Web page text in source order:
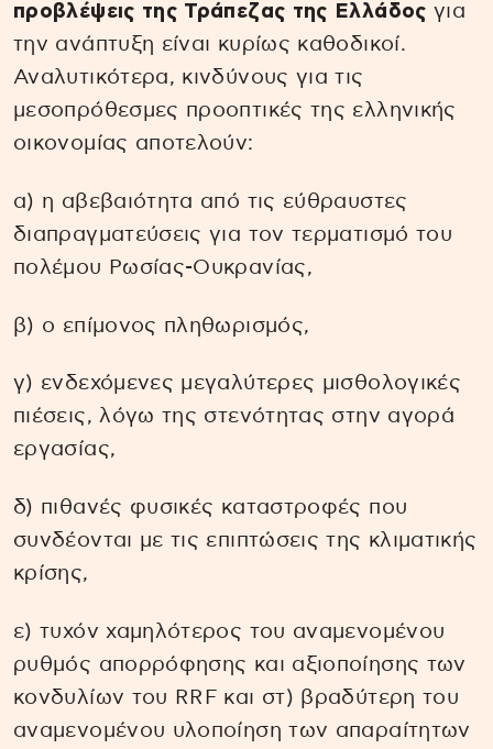
προβλέψεις της Τράπεζας της Ελλάδος για
την ανάπτυξη είναι κυρίως καθοδικοί.
Αναλυτικότερα, κινδύνους για τις
μεσοπρόθεσμες προοπτικές της ελληνικής
οικονομίας αποτελούν:
α) η αβεβαιότητα από τις εύθραυστες
διαπραγματεύσεις για τον τερματισμό του
πολέμου Ρωσίας-Ουκρανίας,
β) ο επίμονος πληθωρισμός,
γ) ενδεχόμενες μεγαλύτερες μισθολογικές
πιέσεις, λόγω της στενότητας στην αγορά
εργασίας,
δ) πιθανές φυσικές καταστροφές που
συνδέονται με τις επιπτώσεις της κλιματικής
κρίσης,
ε) τυχόν χαμηλότερος του αναμενομένου
ρυθμός απορρόφησης και αξιοποίησης των
κονδυλίων του RRF και στ) βραδύτερη του
αναμενομένου υλοποίηση των απαραίτητων